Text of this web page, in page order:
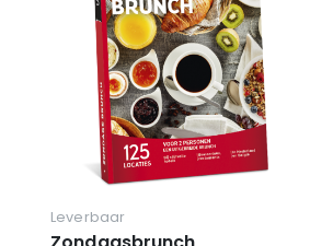
Leverbaar